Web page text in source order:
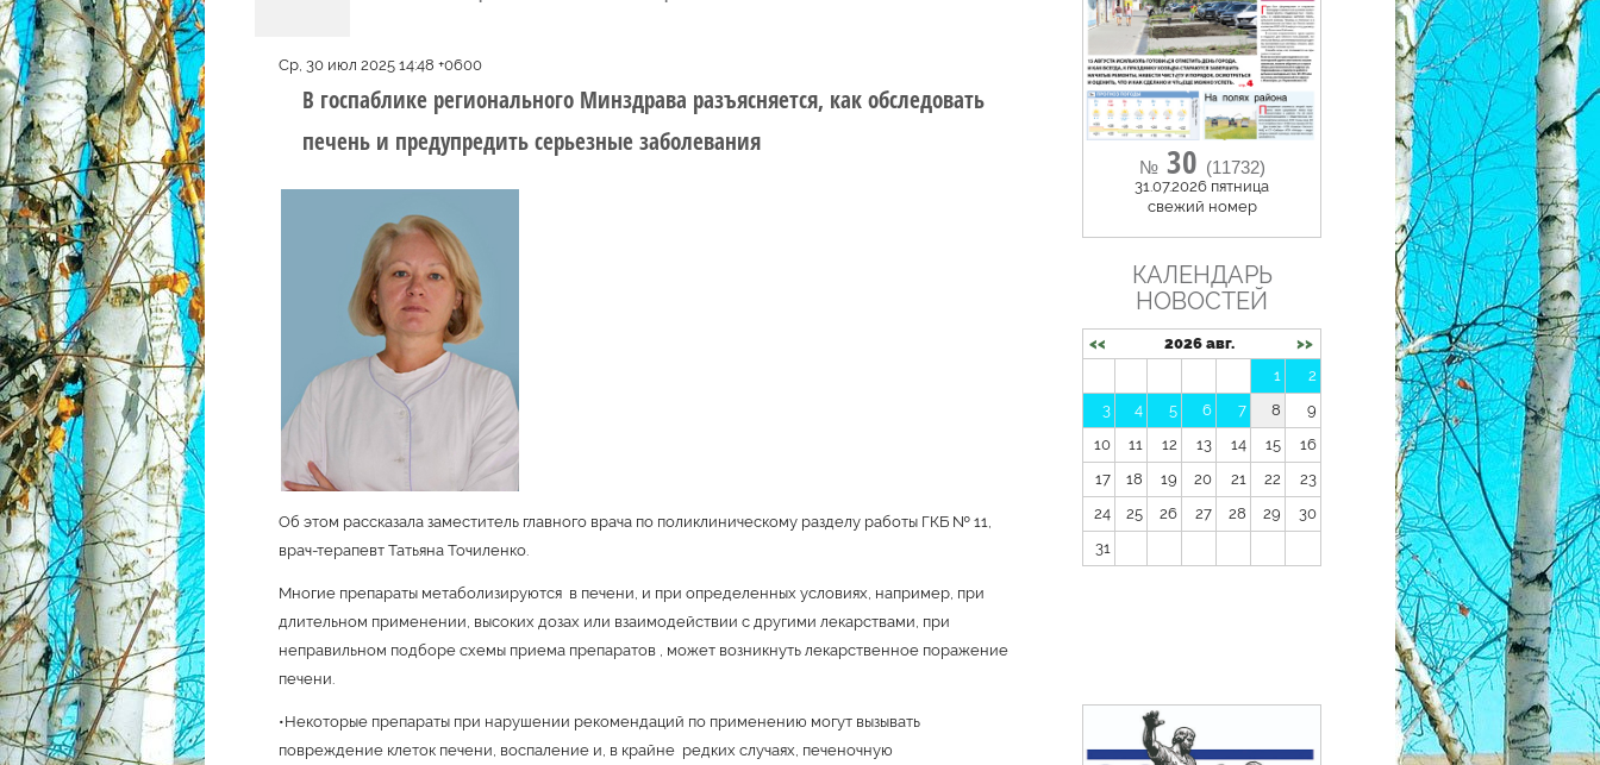
Ср, 30 июл 2025 14:48 +0600
В госпаблике регионального Минздрава разъясняется, как обследовать
печень и предупредить серьезные заболевания
Об этом рассказала заместитель главного врача по поликлиническому разделу работы ГКБ № 11,
врач-терапевт Татьяна Точиленко.
Многие препараты метаболизируются в печени, и при определенных условиях, например, при
длительном применении, высоких дозах или взаимодействии с другими лекарствами, при
неправильном подборе схемы приема препаратов , может возникнуть лекарственное поражение
печени.
•Некоторые препараты при нарушении рекомендаций по применению могут вызывать
повреждение клеток печени, воспаление и, в крайне редких случаях, печеночную
№30 (11732)
31.07.2026 пятница
cвежий номер
КАЛЕНДАРЬ
НОВОСТЕЙ
<< 2026 авг.
>>
1
2
3
4 5 6 7 8
9
10
11 12 13 14 15
16
17
18 19 20 21 22
23
24
25 26 27 28 29
30
31